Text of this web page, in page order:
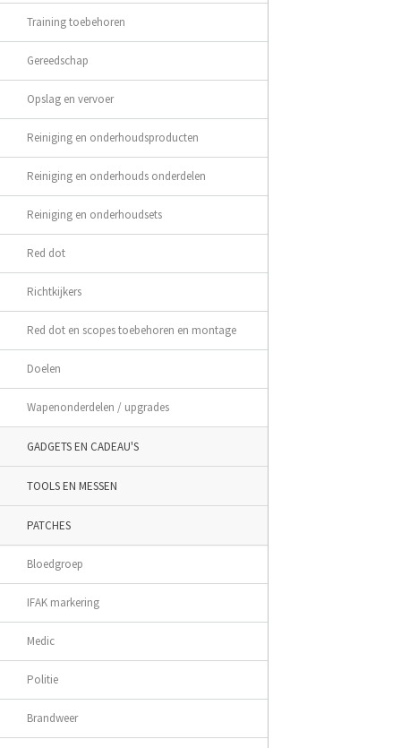
Training toebehoren
Gereedschap
Opslag en vervoer
Reiniging en onderhoudsproducten
Reiniging en onderhouds onderdelen
Reiniging en onderhoudsets
Red dot
Richtkijkers
Red dot en scopes toebehoren en montage
Doelen
Wapenonderdelen / upgrades
GADGETS EN CADEAU'S
TOOLS EN MESSEN
PATCHES
Bloedgroep
IFAK markering
Medic
Politie
Brandweer